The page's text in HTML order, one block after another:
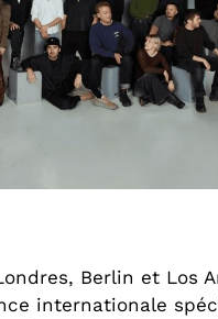
Berlin et Los
internationale